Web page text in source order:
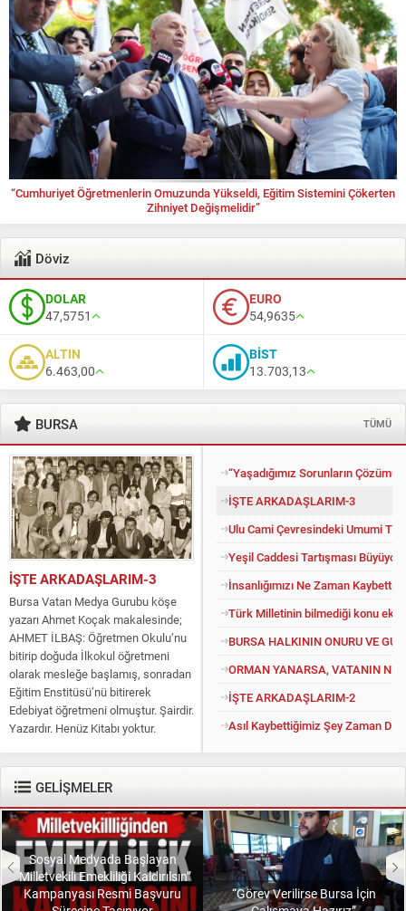
“Cumhuriyet Öğretmenlerin Omuzunda Yükseldi, Eğitim Sistemini Çökerten
Zihniyet Değişmelidir”
Döviz
DOLAR
47,5751
EURO
54,9635
ALTIN
6.463,00
BİST
13.703,13
BURSA TÜMÜ
İŞTE ARKADAŞLARIM-3
Bursa Vatan Medya Gurubu köşe
yazarı Ahmet Koçak makalesinde;
AHMET İLBAŞ: Öğretmen Okulu’nu
bitirip doğuda İlkokul öğretmeni
olarak mesleğe başlamış, sonradan
Eğitim Enstitüsü’nü bitirerek
Edebiyat öğretmeni olmuştur. Şairdir.
Yazardır. Henüz Kitabı yoktur.
diyenlere güler geçer. Yüce...
“Yaşadığımız Sorunların
İŞTE ARKADAŞLARIM-3
Ulu Cami Çevresindeki Umumi
Yeşil Caddesi Tartışması Büyüyor
İnsanlığımızı Ne Zaman Kaybettik?
Türk Milletinin bilmediği konu
BURSA HALKININ ONURU VE
ORMAN YANARSA, VATANIN
İŞTE ARKADAŞLARIM-2
Asıl Kaybettiğimiz Şey Zaman
GELİŞMELER
Sosyal Medyada Başlayan
“Milletvekili Emekliliği Kaldırılsın”
Kampanyası Resmi Başvuru
“Görev Verilirse Bursa İçin